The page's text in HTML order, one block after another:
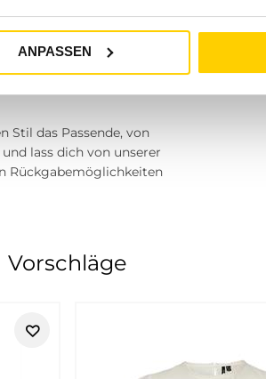
ANPASSEN
Tara-M Stores in
Herten. Unsere
Stil das Passende, von
lass dich von unserer
Rückgabemöglichkeiten
Vorschläge